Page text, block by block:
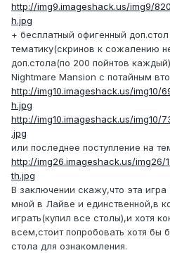
http://img9.imageshack.us/img9/
h.jpg
+ бесплатный офигенный
тематику(скринов к сожалению
доп.стола(по 200 пойнтов
Nightmare Mansion c потайным
http://img10.imageshack.us/img10/
h.jpg
http://img10.imageshack.us/img10/
.jpg
или последнее поступление на
http://img26.imageshack.us/img26/
th.jpg
В заключении скажу,что эта
мной в Лайве и единственной,в
играть(купил все столы),и хотя
всем,стоит попробовать хотя бы
стола для ознакомления.